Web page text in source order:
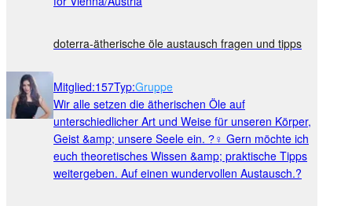
doterra-ätherische öle austausch fragen und tipps
Mitglied:157Typ:Gruppe
Wir alle setzen die ätherischen Öle auf
unterschiedlicher Art und Weise für unseren Körper,
Geist &amp; unsere Seele ein. ?‍♀ Gern möchte ich
euch theoretisches Wissen &amp; praktische Tipps
weitergeben. Auf einen wundervollen Austausch.?